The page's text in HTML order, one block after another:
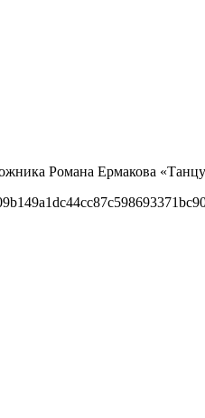
Романа Ермакова